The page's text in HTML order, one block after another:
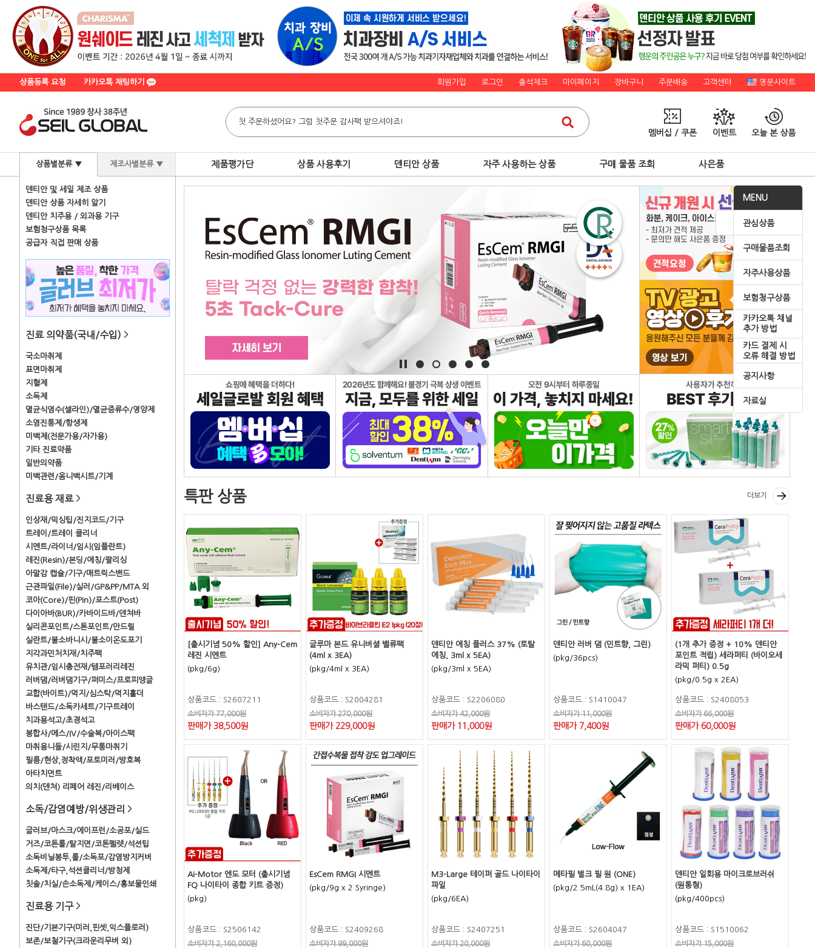
상품등록 요청 카카오톡 채팅하기 회원가입 로그인 출석체크 마이페이지 장바구니 주문배송 고객센터 영문사이트
멤버십 / 쿠폰 이벤트 오늘 본 상품
상품별분류 ▼ 제조사별분류 ▼
덴티안 및 세일 제조 상품
덴티안 상품 자세히 알기
덴티안 치주용 / 외과용 기구
보험청구상품 목록
공급자 직접 판매 상품
진료 의약품(국내/수입) >
국소마취제
표면마취제
지혈제
소독제
멸균식염수(셀라인)/멸균증류수/영양제
소염진통제/항생제
미백제(전문가용/자가용)
기타 진료약품
일반의약품
미백관련/옴니백시트/기계
진료용 재료 >
인상재/믹싱팁/진지코드/기구
트레이/트레이 클리너
시멘트/라이너/임시(임플란트)
레진(Resin)/본딩/에칭/팔리싱
아말감 캡슐/기구/매트릭스밴드
근관파일(File)/실러/GP&PP/MTA 외
코아(Core)/핀(Pin)/포스트(Post)
다이아바(BUR)/카바이드바/덴쳐바
실리콘포인트/스톤포인트/만드릴
실란트/불소바니시/불소이온도포기
지각과민처치재/치주팩
유치관/임시충전재/템포러리레진
러버댐/러버댐기구/퍼미스/프로피앵글
교합(바이트)/먹지/심스탁/먹지홀더
바스탠드/소독카세트/기구트레이
치과용석고/초경석고
봉합사/메스/IV/수술복/아이스팩
마취용니들/시린지/무통마취기
필름/현상,정착액/포토미러/방호복
아타치먼트
의치(덴쳐) 리페어 레진/리베이스
소독/감염예방/위생관리 >
글러브/마스크/에이프런/소공포/실드
거즈/코튼롤/탈지면/코튼펠렛/석션팁
소독비닐봉투,롤/소독포/감염방지커버
소독제/타구,석션클리너/방청제
칫솔/치실/손소독제/케이스/홍보물인쇄
진료용 기구 >
진단/기본기구(미러,핀셋,익스플로러)
보존/보철기구(크라운리무버 외)
제품평가단 상품 사용후기 덴티안 상품 자주 사용하는 상품 구매 물품 조회 사은품
MENU
관심상품
구매물품조회
자주사용상품
보험청구상품
카카오톡 채널
추가 방법
카드 결제 시
오류 해결 방법
공지사항
자료실
특판 상품 더보기
[출시기념 50% 할인] Any-Cem
레진 시멘트
(pkg/6g)
상품코드 : S2607211
소비자가 77,000원
판매가 38,500원
글루마 본드 유니버셜 밸류팩
(4ml x 3EA)
(pkg/4ml x 3EA)
상품코드 : S2004281
소비자가 270,000원
판매가 229,000원
덴티안 에칭 플러스 37% (토탈
에칭, 3ml x 5EA)
(pkg/3ml x 5EA)
상품코드 : S2206080
소비자가 42,000원
판매가 11,000원
덴티안 러버 댐 (민트향, 그린)
(pkg/36pcs)
상품코드 : S1410047
소비자가 11,000원
판매가 7,400원
(1개 추가 증정 + 10% 덴티안
포인트 적립) 세라퍼티 (바이오세
라믹 퍼티) 0.5g
(pkg/0.5g x 2EA)
상품코드 : S2408053
소비자가 66,000원
판매가 60,000원
Ai-Motor 엔도 모터 (출시기념
FQ 나이타이 종합 키트 증정)
(pkg)
상품코드 : S2506142
소비자가 2,160,000원
EsCem RMGI 시멘트
(pkg/9g x 2 Syringe)
상품코드 : S2409268
소비자가 99,000원
M3-Large 테이퍼 골드 나이타이
파일
(pkg/6EA)
상품코드 : S2407251
소비자가 20,000원
메타필 벌크 필 원 (ONE)
(pkg/2.5mL(4.8g) x 1EA)
상품코드 : S2604047
소비자가 60,000원
덴티안 일회용 마이크로브러쉬
(원통형)
(pkg/400pcs)
상품코드 : S1510062
소비자가 15,000원